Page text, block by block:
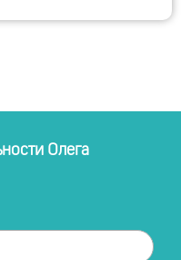
Олега